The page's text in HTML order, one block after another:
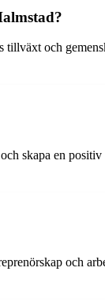
och
skapa en
och